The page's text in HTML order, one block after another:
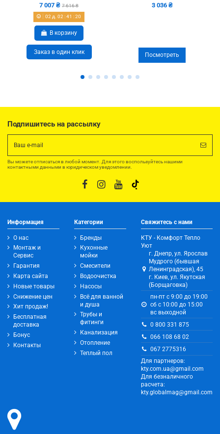
7 007 ₴ 7 616 ₴
02 д. 02 :41 :20
В корзину
Заказ в один клик
3 036 ₴
Посмотреть
Подпишитесь на рассылку
Вы можете отписаться в любой момент. Для этого воспользуйтесь нашими
контактными данными в юридическом уведомлении.
Информация
О нас
Монтаж и
Сервис
Гарантия
Карта сайта
Новые товары
Снижение цен
Хит продаж!
Бесплатная
доставка
Бонус
Контакты
Категории
Бренды
Кухонные
мойки
Смесители
Водоочистка
Насосы
Всё для ванной
и душа
Трубы и
фитинги
Канализация
Отопление
Теплый пол
Свяжитесь с нами
КТУ - Комфорт Тепло
Уют
г. Днепр, ул. Ярослав
Мудрого (бывшая
Ленинградская), 45
г. Киев, ул. Якутская
(Борщаговка)
пн-пт с 9:00 до 19:00
сб с 10:00 до 15:00
вс выходной
0 800 331 875
066 108 68 02
067 2775316
Для партнеров:
kty.com.ua@gmail.com
Для безналичного
расчета:
kty.globalmag@gmail.com